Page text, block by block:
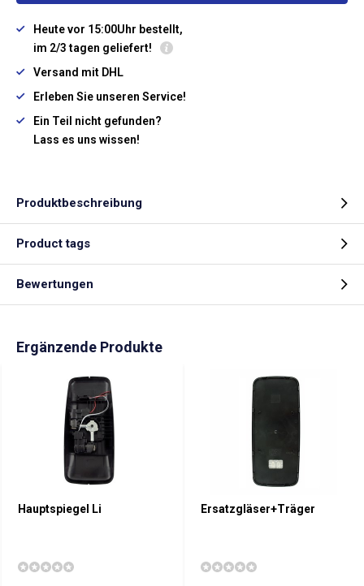
Heute vor 15:00Uhr bestellt,
im 2/3 tagen geliefert!
Versand mit DHL
Erleben Sie unseren Service!
Ein Teil nicht gefunden?
Lass es uns wissen!
Produktbeschreibung
Product tags
Bewertungen
Ergänzende Produkte
Hauptspiegel Li Ersatzgläser+Träger